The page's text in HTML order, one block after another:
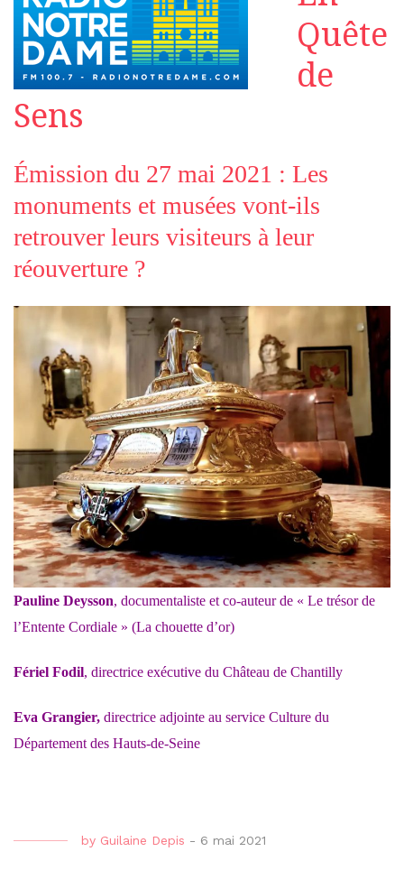
Quête
de
Sens
Émission du 27 mai 2021 : Les
monuments et musées vont-ils
retrouver leurs visiteurs à leur
réouverture ?
Pauline Deysson, documentaliste et co-auteur de « Le trésor de
l’Entente Cordiale » (La chouette d’or)
Fériel Fodil, directrice exécutive du Château de Chantilly
Eva Grangier, directrice adjointe au service Culture du
Département des Hauts-de-Seine
by Guilaine Depis - 6 mai 2021